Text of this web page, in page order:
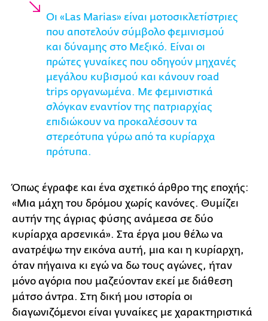
Οι «Las Marias» είναι μοτοσικλετίστριες
που αποτελούν σύμβολο φεμινισμού
και δύναμης στο Μεξικό. Είναι οι
πρώτες γυναίκες που οδηγούν μηχανές
μεγάλου κυβισμού και κάνουν road
trips οργανωμένα. Με φεμινιστικά
σλόγκαν εναντίον της πατριαρχίας
επιδιώκουν να προκαλέσουν τα
στερεότυπα γύρω από τα κυρίαρχα
πρότυπα.
Όπως έγραφε και ένα σχετικό άρθρο της εποχής:
«Μια μάχη του δρόμου χωρίς κανόνες. Θυμίζει
αυτήν της άγριας φύσης ανάμεσα σε δύο
κυρίαρχα αρσενικά». Στα έργα μου θέλω να
ανατρέψω την εικόνα αυτή, μια και η κυρίαρχη,
όταν πήγαινα κι εγώ να δω τους αγώνες, ήταν
μόνο αγόρια που μαζεύονταν εκεί με διάθεση
μάτσο άντρα. Στη δική μου ιστορία οι
διαγωνιζόμενοι είναι γυναίκες με χαρακτηριστικά